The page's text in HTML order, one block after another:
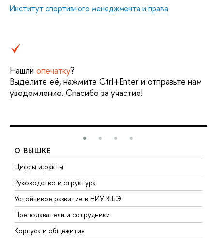
Институт спортивного менеджмента и права
Нашли опечатку?
Выделите её, нажмите Ctrl+Enter и отправьте нам
уведомление. Спасибо за участие!
О ВЫШКЕ
Цифры и факты
Руководство и структура
Устойчивое развитие в НИУ ВШЭ
Преподаватели и сотрудники
Корпуса и общежития